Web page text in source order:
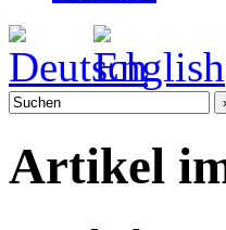
Artikel